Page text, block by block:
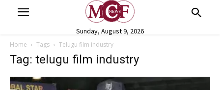
Sunday, August 9, 2026
Home Tags Telugu film industry
Tag: telugu film industry